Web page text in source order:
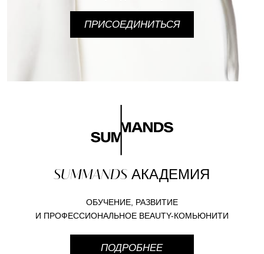
ПРИСОЕДИНИТЬСЯ
SUMMANDS АКАДЕМИЯ
ОБУЧЕНИЕ, РАЗВИТИЕ
И ПРОФЕССИОНАЛЬНОЕ BEAUTY-КОМЬЮНИТИ
ПОДРОБНЕЕ